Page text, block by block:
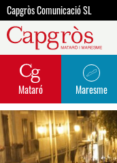
Capgròs Comunicació SL
Mataró Maresme